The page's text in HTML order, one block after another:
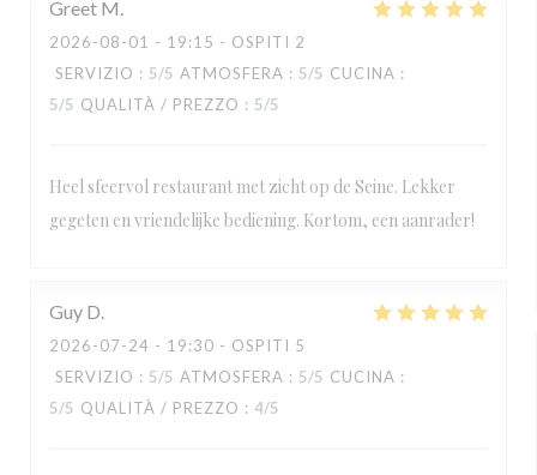
Greet M
2026-08-01 - 19:15 - OSPITI 2
SERVIZIO : 5/5 ATMOSFERA : 5/5 CUCINA :
5/5 QUALITÀ / PREZZO : 5/5
Heel sfeervol restaurant met zicht op de Seine. Lekker
gegeten en vriendelijke bediening. Kortom, een aanrader!
Guy D
2026-07-24 - 19:30 - OSPITI 5
SERVIZIO : 5/5 ATMOSFERA : 5/5 CUCINA :
5/5 QUALITÀ / PREZZO : 4/5